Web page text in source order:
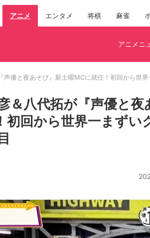
アニメ エンタメ 将棋 麻雀
アニメニ
声優と夜あそび』新土曜MCに就任！初回から世界
＆八代拓が『声優と夜
初回から世界一まずい